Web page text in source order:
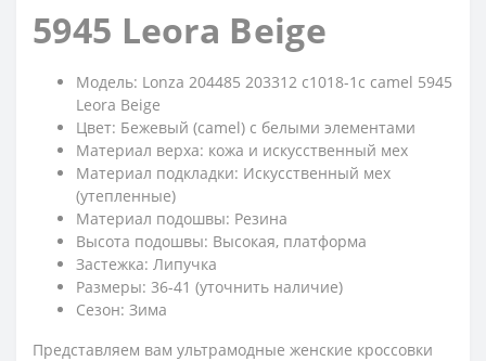
5945 Leora Beige
Модель: Lonza 204485 203312 c1018-1c camel 5945
Leora Beige
Цвет: Бежевый (camel) с белыми элементами
Материал верха: кожа и искусственный мех
Материал подкладки: Искусственный мех
(утепленные)
Материал подошвы: Резина
Высота подошвы: Высокая, платформа
Застежка: Липучка
Размеры: 36-41 (уточнить наличие)
Сезон: Зима
Представляем вам ультрамодные женские кроссовки